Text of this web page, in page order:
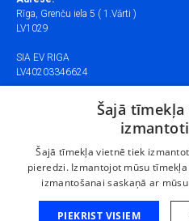
Cookies managing
We use cookies to provide the best
Rīga, Grenču iela 5 ( 1.Vārti )
LV1029
SIA EV RIGA
LV40203346624
Šajā
Šajā tīmekļa vietnē tiek
pieredzi. Izmantojot mūsu
izmantošanai saskaņā ar
PIEKRIST VISIEM